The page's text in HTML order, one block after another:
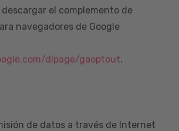
el complemento de
navegadores de Google
dlpage/gaoptout.
de datos a través de Internet